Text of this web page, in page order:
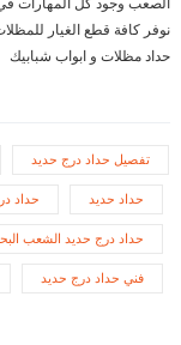
نوفر كافة قطع الغيار
حداد مظلات و ابواب شبابيك
تفصيل حداد درج حديد
حداد حديد حداد
حداد درج حديد الشعب
فني حداد درج حديد